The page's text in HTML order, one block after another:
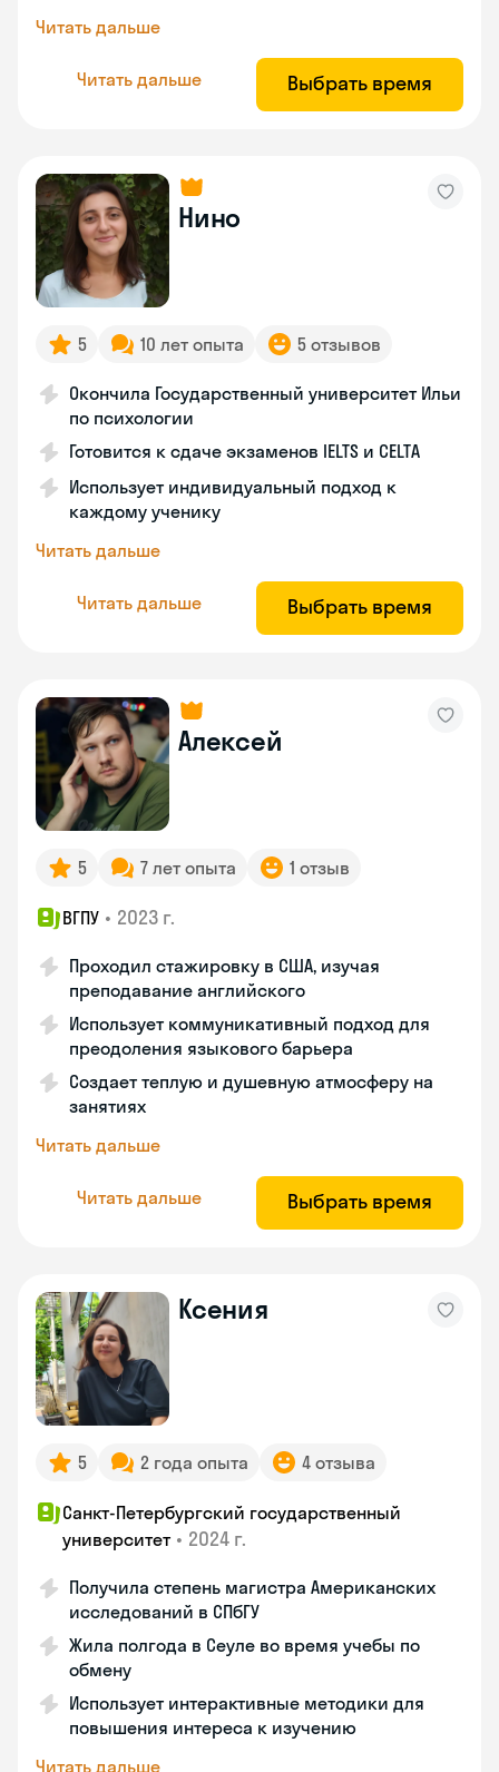
Читать дальше
Читать дальше Выбрать время
Нино
5 10 лет опыта 5 отзывов
Окончила Государственный университет Ильи
по психологии
Готовится к сдаче экзаменов IELTS и CELTA
Использует индивидуальный подход к
каждому ученику
Читать дальше
Читать дальше Выбрать время
Алексей
5 7 лет опыта 1 отзыв
ВГПУ • 2023 г.
Проходил стажировку в США, изучая
преподавание английского
Использует коммуникативный подход для
преодоления языкового барьера
Создает теплую и душевную атмосферу на
занятиях
Читать дальше
Читать дальше Выбрать время
Ксения
5 2 года опыта 4 отзыва
Санкт-Петербургский государственный
университет • 2024 г.
Получила степень магистра Американских
исследований в СПбГУ
Жила полгода в Сеуле во время учебы по
обмену
Использует интерактивные методики для
повышения интереса к изучению
Читать дальше